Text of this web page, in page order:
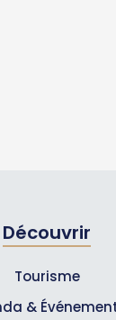
Découvrir
Tourisme
&